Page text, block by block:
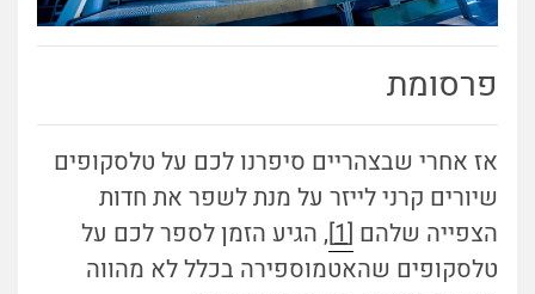
פרסומת
אז אחרי שבצהריים סיפרנו לכם על טלסקופים
שיורים קרני לייזר על מנת לשפר את חדות
הצפייה שלהם [1] , הגיע הזמן לספר לכם על
טלסקופים שהאטמוספירה בכלל לא מהווה